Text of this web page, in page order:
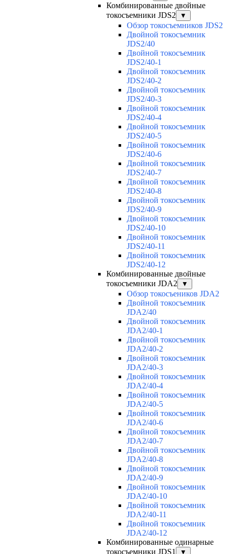
Комбинированные двойные
токосъемники JDS2
▼
Обзор токосъемников JDS2
Двойной токосъемник
JDS2/40
Двойной токосъемник
JDS2/40-1
Двойной токосъемник
JDS2/40-2
Двойной токосъемник
JDS2/40-3
Двойной токосъемник
JDS2/40-4
Двойной токосъемник
JDS2/40-5
Двойной токосъемник
JDS2/40-6
Двойной токосъемник
JDS2/40-7
Двойной токосъемник
JDS2/40-8
Двойной токосъемник
JDS2/40-9
Двойной токосъемник
JDS2/40-10
Двойной токосъемник
JDS2/40-11
Двойной токосъемник
JDS2/40-12
Комбинированные двойные
токосъемники JDA2
▼
Обзор токосъеников JDA2
Двойной токосъемник
JDA2/40
Двойной токосъемник
JDA2/40-1
Двойной токосъемник
JDA2/40-2
Двойной токосъемник
JDA2/40-3
Двойной токосъемник
JDA2/40-4
Двойной токосъемник
JDA2/40-5
Двойной токосъемник
JDA2/40-6
Двойной токосъемник
JDA2/40-7
Двойной токосъемник
JDA2/40-8
Двойной токосъемник
JDA2/40-9
Двойной токосъемник
JDA2/40-10
Двойной токосъемник
JDA2/40-11
Двойной токосъемник
JDA2/40-12
Комбинированные одинарные
токосъемники JDS1
▼